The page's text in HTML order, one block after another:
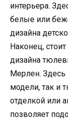
интерьера.
белые или
дизайна
Наконец,
дизайна
Мерлен.
модели, так и
отделкой или
позволяет